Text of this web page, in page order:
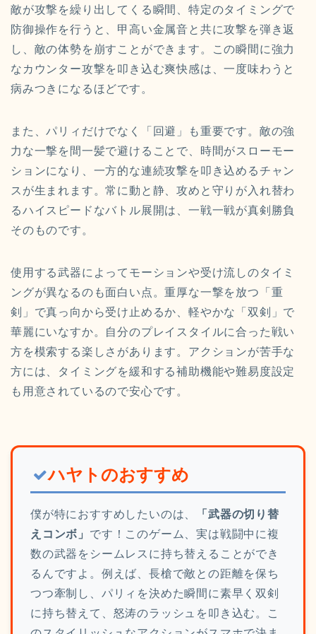
敵が攻撃を繰り出してくる瞬間、特定のタイミングで
防御操作を行うと、甲高い金属音と共に攻撃を弾き返
し、敵の体勢を崩すことができます。この瞬間に強力
なカウンター攻撃を叩き込む爽快感は、一度味わうと
病みつきになるほどです。
また、パリィだけでなく「回避」も重要です。敵の強
力な一撃を間一髪で避けることで、時間がスローモー
ションになり、一方的な連続攻撃を叩き込めるチャン
スが生まれます。常に動と静、攻めと守りが入れ替わ
るハイスピードなバトル展開は、一戦一戦が真剣勝負
そのものです。
使用する武器によってモーションや受け流しのタイミ
ングが異なるのも面白い点。重厚な一撃を放つ「重
剣」で真っ向から受け止めるか、軽やかな「双剣」で
華麗にいなすか。自分のプレイスタイルに合った戦い
方を模索する楽しさがあります。アクションが苦手な
方には、タイミングを緩和する補助機能や難易度設定
も用意されているので安心です。
ハヤトのおすすめ
僕が特におすすめしたいのは、
「武器の切り替
えコンボ」 です！このゲーム、実は戦闘中に複
数の武器をシームレスに持ち替えることができ
るんですよ。例えば、長槍で敵との距離を保ち
つつ牽制し、パリィを決めた瞬間に素早く双剣
に持ち替えて、怒涛のラッシュを叩き込む。こ